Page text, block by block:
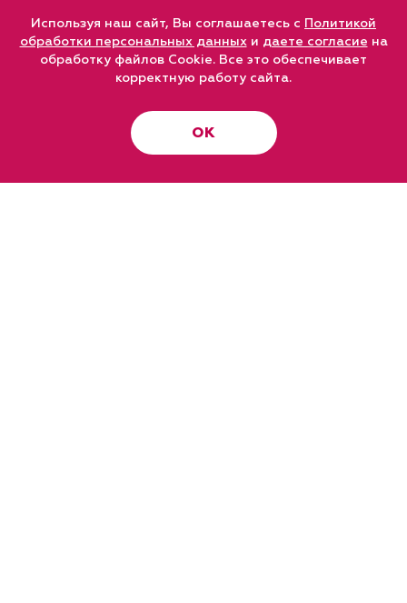
Используя наш сайт, Вы соглашаетесь с Политикой
обработки персональных данныхи даете согласие на
обработку файлов Cookie. Все это обеспечивает
корректную работу сайта.
ОК